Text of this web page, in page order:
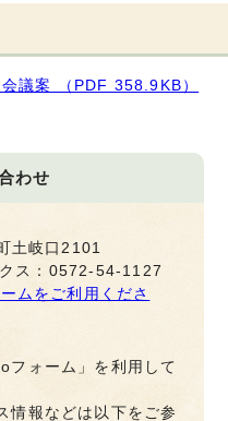
議案 （PDF 358.9KB）
わせ
土岐口2101
ス：0572-54-1127
ムをご利用くださ
フォーム」を利用して
情報などは以下をご参